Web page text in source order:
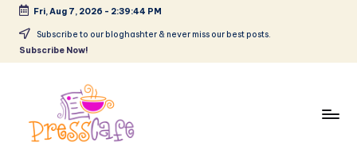
Skip
Fri, Aug 7, 2026 - 2:39:44 PM
Subscribe to our bloghashter & never miss our best posts.
Subscribe Now!